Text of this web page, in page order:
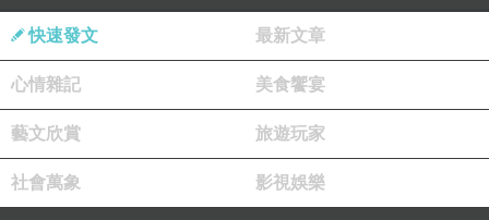
https://mypaper.pchome.com.tw/avun01/post/138
5001584
※佈告於阿文臉書。
※佈告於臉書「觀照思惟錄」。
快速發文 最新文章
心情雜記 美食饗宴
藝文欣賞 旅遊玩家
社會萬象 影視娛樂